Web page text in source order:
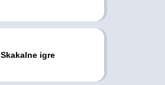
Skakalne igre